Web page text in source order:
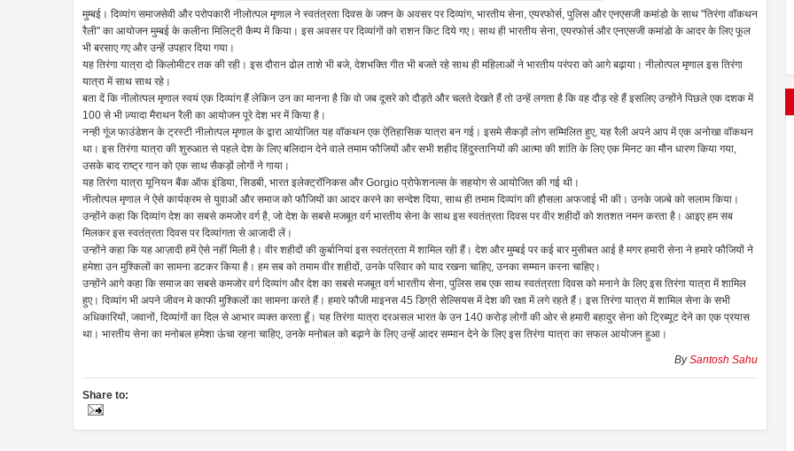
मुम्बई। दिव्यांग समाजसेवी और परोपकारी नीलोत्पल मृणाल ने स्वतंत्रता दिवस के जश्न के अवसर पर दिव्यांग, भारतीय सेना, एयरफोर्स, पुलिस और एनएसजी कमांडो के साथ "तिरंगा वॉकथन
रैली" का आयोजन मुम्बई के कलीना मिलिट्री कैम्प में किया। इस अवसर पर दिव्यांगों को राशन किट दिये गए। साथ ही भारतीय सेना, एयरफोर्स और एनएसजी कमांडो के आदर के लिए फूल
भी बरसाए गए और उन्हें उपहार दिया गया।
यह तिरंगा यात्रा दो किलोमीटर तक की रही। इस दौरान ढोल ताशे भी बजे, देशभक्ति गीत भी बजते रहे साथ ही महिलाओं ने भारतीय परंपरा को आगे बढ़ाया। नीलोत्पल मृणाल इस तिरंगा
यात्रा में साथ साथ रहे।
बता दें कि नीलोत्पल मृणाल स्वयं एक दिव्यांग हैं लेकिन उन का मानना है कि वो जब दूसरे को दौड़ते और चलते देखते हैं तो उन्हें लगता है कि वह दौड़ रहे हैं इसलिए उन्होंने पिछले एक दशक में
100 से भी ज़्यादा मैराथन रैली का आयोजन पूरे देश भर में किया है।
नन्ही गूंज फाउंडेशन के ट्रस्टी नीलोत्पल मृणाल के द्वारा आयोजित यह वॉकथन एक ऐतिहासिक यात्रा बन गई। इसमे सैकड़ों लोग सम्मिलित हुए, यह रैली अपने आप में एक अनोखा वॉकथन
था। इस तिरंगा यात्रा की शुरुआत से पहले देश के लिए बलिदान देने वाले तमाम फौजियों और सभी शहीद हिंदुस्तानियों की आत्मा की शांति के लिए एक मिनट का मौन धारण किया गया,
उसके बाद राष्ट्र गान को एक साथ सैकड़ों लोगों ने गाया।
यह तिरंगा यात्रा यूनियन बैंक ऑफ इंडिया, सिडबी, भारत इलेक्ट्रॉनिकस और Gorgio प्रोफेशनल्स के सहयोग से आयोजित की गई थी।
नीलोत्पल मृणाल ने ऐसे कार्यक्रम से युवाओं और समाज को फौजियों का आदर करने का सन्देश दिया, साथ ही तमाम दिव्यांग की हौसला अफजाई भी की। उनके जज़्बे को सलाम किया।
उन्होंने कहा कि दिव्यांग देश का सबसे कमजोर वर्ग है, जो देश के सबसे मजबूत वर्ग भारतीय सेना के साथ इस स्वतंत्रता दिवस पर वीर शहीदों को शतशत नमन करता है। आइए हम सब
मिलकर इस स्वतंत्रता दिवस पर दिव्यांगता से आजादी लें।
उन्होंने कहा कि यह आज़ादी हमें ऐसे नहीं मिली है। वीर शहीदों की कुर्बानियां इस स्वतंत्रता में शामिल रही हैं। देश और मुम्बई पर कई बार मुसीबत आई है मगर हमारी सेना ने हमारे फौजियों ने
हमेशा उन मुश्किलों का सामना डटकर किया है। हम सब को तमाम वीर शहीदों, उनके परिवार को याद रखना चाहिए, उनका सम्मान करना चाहिए।
उन्होंने आगे कहा कि समाज का सबसे कमजोर वर्ग दिव्यांग और देश का सबसे मजबूत वर्ग भारतीय सेना, पुलिस सब एक साथ स्वतंत्रता दिवस को मनाने के लिए इस तिरंगा यात्रा में शामिल
हुए। दिव्यांग भी अपने जीवन मे काफी मुश्किलों का सामना करते हैं। हमारे फौजी माइनस 45 डिग्री सेल्सियस में देश की रक्षा में लगे रहते हैं। इस तिरंगा यात्रा में शामिल सेना के सभी
अधिकारियों, जवानों, दिव्यांगों का दिल से आभार व्यक्त करता हूँ। यह तिरंगा यात्रा दरअसल भारत के उन 140 करोड़ लोगों की ओर से हमारी बहादुर सेना को ट्रिब्यूट देने का एक प्रयास
था। भारतीय सेना का मनोबल हमेशा ऊंचा रहना चाहिए, उनके मनोबल को बढ़ाने के लिए उन्हें आदर सम्मान देने के लिए इस तिरंगा यात्रा का सफल आयोजन हुआ।
BySantosh Sahu
Share to: